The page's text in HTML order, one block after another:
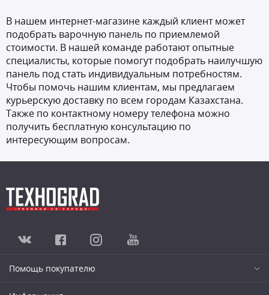
В нашем интернет-магазине каждый клиент может
подобрать варочную панель по приемлемой
стоимости. В нашей команде работают опытные
специалисты, которые помогут подобрать наилучшую
панель под стать индивидуальным потребностям.
Чтобы помочь нашим клиентам, мы предлагаем
курьерскую доставку по всем городам Казахстана.
Также по контактному номеру телефона можно
получить бесплатную консультацию по
интересующим вопросам.
Помощь покупателю